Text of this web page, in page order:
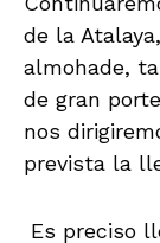
de la
almohade,
de gran
nos
prevista la
Es preciso